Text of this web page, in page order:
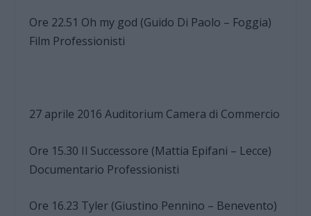
Ore 22.51 Oh my god (Guido Di Paolo – Foggia)
Film Professionisti
27 aprile 2016 Auditorium Camera di Commercio
Ore 15.30 Il Successore (Mattia Epifani – Lecce)
Documentario Professionisti
Ore 16.23 Tyler (Giustino Pennino – Benevento)